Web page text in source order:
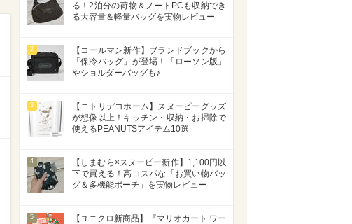
る！2泊分の荷物＆ノートPCも収納でき
る大容量＆軽量バッグを実物レビュー
2
【コールマン新作】ブランドブックから
「保冷バッグ」が登場！「ローソン版」
やショルダーバッグも♪
3
【ニトリデコホーム】スヌーピーグッズ
が想像以上！キッチン・収納・お掃除で
使えるPEANUTSアイテム10選
4
【しまむら×スヌーピー新作】1,100円以
下で買える！高コスパな「お買い物バッ
グ＆多機能ポーチ」を実物レビュー
5
【ユニクロ新商品】『マリオカート ワー